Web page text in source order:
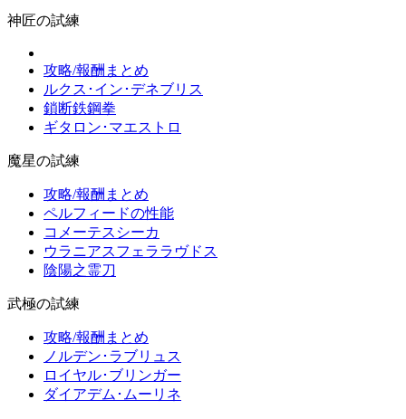
神匠の試練
攻略/報酬まとめ
ルクス･イン･デネブリス
鎖断鉄鋼拳
ギタロン･マエストロ
魔星の試練
攻略/報酬まとめ
ペルフィードの性能
コメーテスシーカ
ウラニアスフェララヴドス
陰陽之霊刀
武極の試練
攻略/報酬まとめ
ノルデン･ラブリュス
ロイヤル･ブリンガー
ダイアデム･ムーリネ